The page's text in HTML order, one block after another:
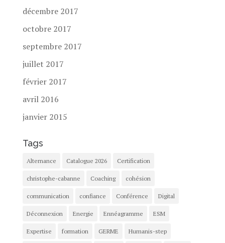
décembre 2017
octobre 2017
septembre 2017
juillet 2017
février 2017
avril 2016
janvier 2015
Tags
Alternance Catalogue 2026 Certification
christophe-cabanne Coaching cohésion
communication confiance Conférence Digital
Déconnexion Energie Ennéagramme ESM
Expertise formation GERME Humanis-step